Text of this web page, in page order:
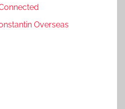
Overseas